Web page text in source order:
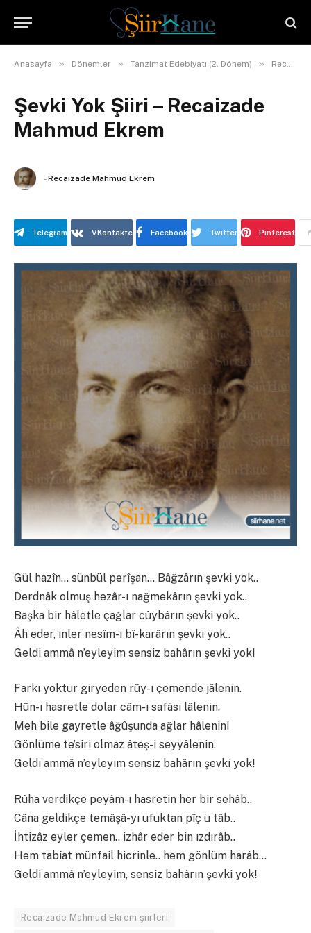
Anasayfa » Dönemler » Tanzimat Edebiyatı (2. Dönem) » Recaizade Mahmud Ekrem
Şevki Yok Şiiri – Recaizade
Mahmud Ekrem
-Recaizade Mahmud Ekrem
Telegram VKontakte Facebook Twitter Pinterest
Gül hazîn… sünbül perîşan… Bâğzârın şevki yok..
Derdnâk olmuş hezâr-ı nağmekârın şevki yok..
Başka bir hâletle çağlar cûybârın şevki yok..
Âh eder, inler nesîm-i bî-karârın şevki yok..
Geldi ammâ n’eyleyim sensiz bahârın şevki yok!
Farkı yoktur giryeden rûy-ı çemende jâlenin.
Hûn-ı hasretle dolar câm-ı safâsı lâlenin.
Meh bile gayretle âğûşunda ağlar hâlenin!
Gönlüme te’siri olmaz âteş-i seyyâlenin.
Geldi ammâ n’eyleyim sensiz bahârın şevki yok!
Rûha verdikçe peyâm-ı hasretin her bir sehâb..
Câna geldikçe temâşâ-yı ufuktan pîç ü tâb..
İhtizâz eyler çemen.. izhâr eder bin ızdırâb..
Hem tabîat münfail hicrinle.. hem gönlüm harâb…
Geldi ammâ n’eyleyim, sensiz bahârın şevki yok!
Recaizade Mahmud Ekrem şiirleri